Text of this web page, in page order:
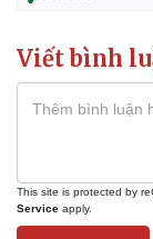
Viết bình
This site is protected by
Service apply.